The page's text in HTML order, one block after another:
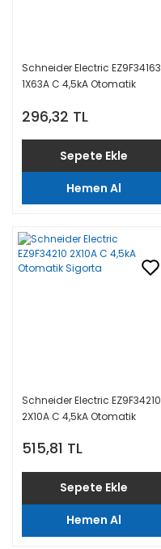
Schneider Electric EZ9F34163
1X63A C 4,5kA Otomatik
296,32 TL
Sepete Ekle
Hemen Al
Schneider Electric EZ9F34210
2X10A C 4,5kA Otomatik
515,81 TL
Sepete Ekle
Hemen Al